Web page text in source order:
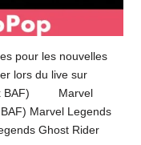
pour les nouvelles
lors du live sur
BAF) Marvel
Marvel Legends
Ghost Rider